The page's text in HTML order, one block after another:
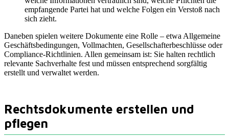
empfangende Partei hat und welche Folgen ein Verstoß nach
sich zieht.
Daneben spielen weitere Dokumente eine Rolle – etwa Allgemeine
Geschäftsbedingungen, Vollmachten, Gesellschafterbeschlüsse oder
Compliance-Richtlinien. Allen gemeinsam ist: Sie halten rechtlich
relevante Sachverhalte fest und müssen entsprechend sorgfältig
erstellt und verwaltet werden.
Rechtsdokumente erstellen und
pflegen